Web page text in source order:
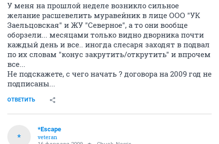
У меня на прошлой неделе возникло сильное
желание расшевелить муравейник в лице ООО "УК
Заельцовская" и ЖУ "Северное", а то они вообще
оборзели... месяцами только видно дворника почти
каждый день и все.. иногда слесаря заходят в подвал
по их словам "конус закрутить/открутить" и впрочем
все...
Не подскажете, с чего начать ? договора на 2009 год не
подписаны...
ОТВЕТИТЬ
*
*Escape
veteran